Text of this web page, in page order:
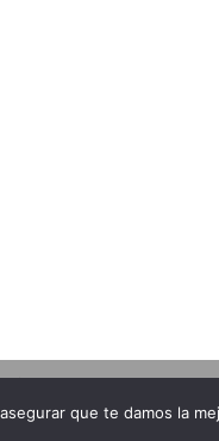
que te damos la